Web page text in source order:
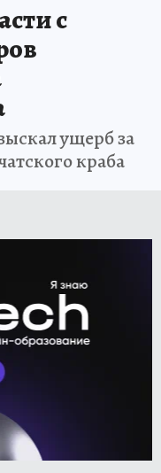
с
ущерб за
краба